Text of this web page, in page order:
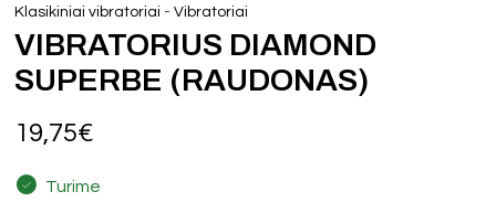
Klasikiniai vibratoriai -Vibratoriai
VIBRATORIUS DIAMOND
SUPERBE (RAUDONAS)
19,75€
Turime